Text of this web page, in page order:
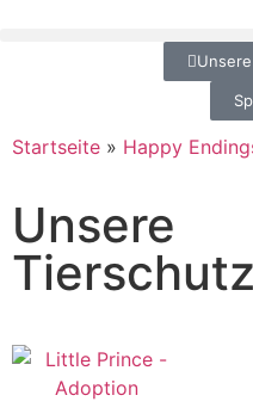
Startseite » Happy
Unsere